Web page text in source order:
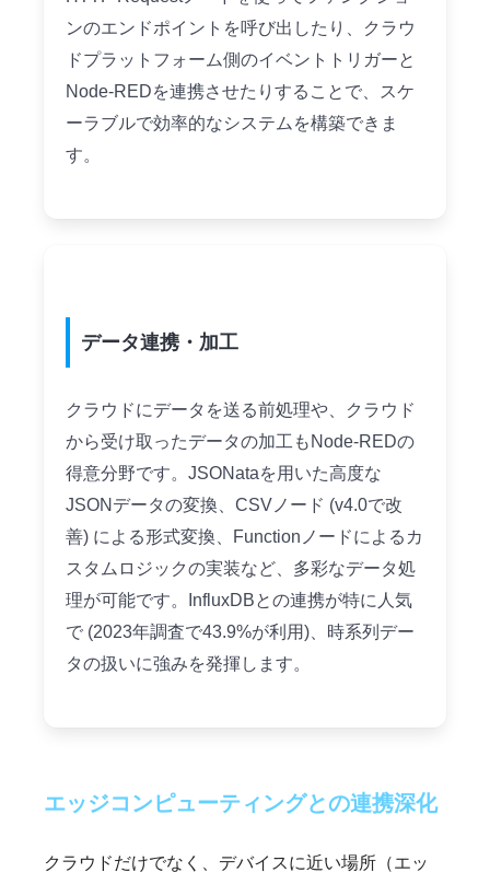
ンのエンドポイントを呼び出したり、クラウ
ドプラットフォーム側のイベントトリガーと
Node-REDを連携させたりすることで、スケ
ーラブルで効率的なシステムを構築できま
す。
データ連携・加工
クラウドにデータを送る前処理や、クラウド
から受け取ったデータの加工もNode-REDの
得意分野です。JSONataを用いた高度な
JSONデータの変換、CSVノード (v4.0で改
善) による形式変換、Functionノードによるカ
スタムロジックの実装など、多彩なデータ処
理が可能です。InfluxDBとの連携が特に人気
で (2023年調査で43.9%が利用)、時系列デー
タの扱いに強みを発揮します。
エッジコンピューティングとの連携深化
クラウドだけでなく、デバイスに近い場所（エッ